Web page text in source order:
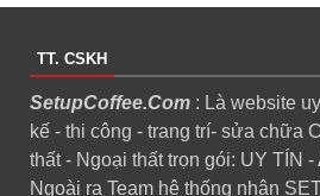
TT. CSKH
SetupCoffee.Com : Là website
kế - thi công - trang trí- sửa chữa
thất - Ngoại thất trọn gói: UY TÍN -
Ngoài ra Team hệ thống nhận